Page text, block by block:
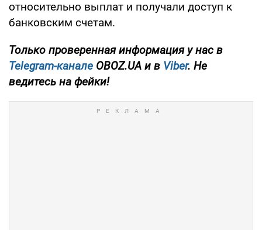
относительно выплат и получали доступ к
банковским счетам.
Только проверенная информация у нас в
Telegram-канале OBOZ.UA и в Viber. Не
ведитесь на фейки!